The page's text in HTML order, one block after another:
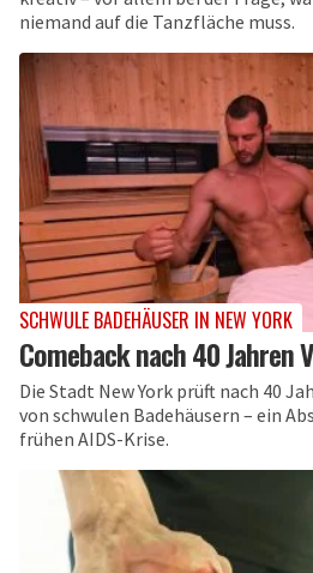
niemand auf die Tanzfläche muss.
SCHWULE BADEHÄUSER IN NEW YORK
Comeback nach 40 Jahren
Die Stadt New York prüft nach 40
von schwulen Badehäusern – ein
frühen AIDS-Krise.